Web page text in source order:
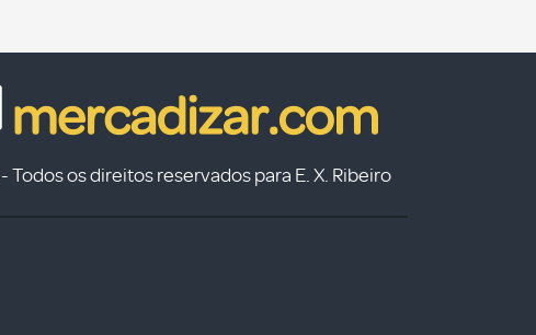
Todos os direitos reservados para E. X. Ribeiro